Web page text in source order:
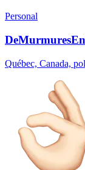
Personal
Québec, Canada,